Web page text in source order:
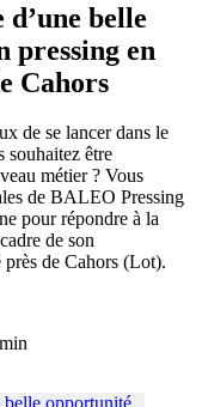
belle
en
Cahors
de se lancer dans le
souhaitez être
métier ? Vous
de BALEO Pressing
pour répondre à la
de son
près de Cahors (Lot).